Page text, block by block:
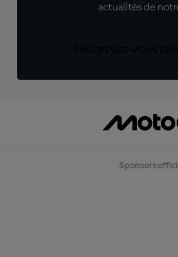
actualités de
Sponsors